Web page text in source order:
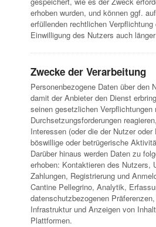
erhoben wurden, und können ggf.
erfüllenden rechtlichen
Einwilligung des Nutzers auch
Zwecke der Verarbeitung
Personenbezogene Daten über den
damit der Anbieter den Dienst
seinen gesetzlichen
Durchsetzungsforderungen
Interessen (oder die der Nutzer
böswillige oder betrügerische
Darüber hinaus werden Daten zu
erhoben: Kontaktieren des Nutzers,
Zahlungen, Registrierung und
Cantine Pellegrino, Analytik,
datenschutzbezogenen
Infrastruktur und Anzeigen von
Plattformen.